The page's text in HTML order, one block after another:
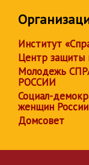
Институт
Центр защиты
Молодежь
РОССИИ
Социал-
женщин России
Домсовет